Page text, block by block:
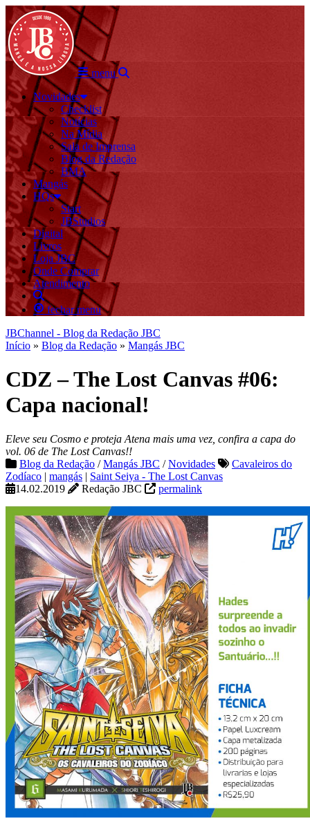
menu
Novidades
Checklist
Notícias
Na Mídia
Sala de Imprensa
Blog da Redação
BMA
Mangás
HQs
Start
JBStudios
Digital
Livros
Loja JBC
Onde Comprar
Atendimento
fechar menu
JBChannel - Blog da Redação JBC
Início » Blog da Redação » Mangás JBC
CDZ – The Lost Canvas #06:
Capa nacional!
Eleve seu Cosmo e proteja Atena mais uma vez, confira a capa do
vol. 06 de The Lost Canvas!!
Blog da Redação /Mangás JBC /Novidades
Cavaleiros do
Zodíaco | mangás | Saint Seiya - The Lost Canvas
14.02.2019
Redação JBC permalink